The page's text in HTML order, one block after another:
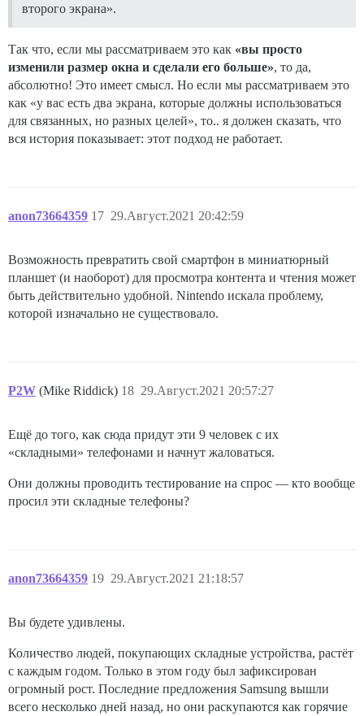
второго экрана».
Так что, если мы рассматриваем это как «вы просто
изменили размер окна и сделали его больше», то да,
абсолютно! Это имеет смысл. Но если мы рассматриваем это
как «у вас есть два экрана, которые должны использоваться
для связанных, но разных целей», то.. я должен сказать, что
вся история показывает: этот подход не работает.
anon73664359 29.Август.2021 20:42:59
17
Возможность превратить свой смартфон в миниатюрный
планшет (и наоборот) для просмотра контента и чтения может
быть действительно удобной. Nintendo искала проблему,
которой изначально не существовало.
P2W (Mike Riddick) 29.Август.2021 20:57:27
18
Ещё до того, как сюда придут эти 9 человек с их
«складными» телефонами и начнут жаловаться.
Они должны проводить тестирование на спрос — кто вообще
просил эти складные телефоны?
anon73664359 29.Август.2021 21:18:57
19
Вы будете удивлены.
Количество людей, покупающих складные устройства, растёт
с каждым годом. Только в этом году был зафиксирован
огромный рост. Последние предложения Samsung вышли
всего несколько дней назад, но они раскупаются как горячие